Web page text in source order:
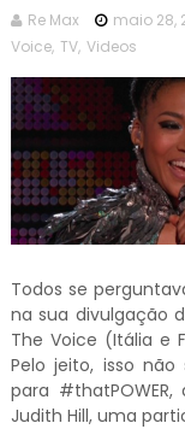
Re Max maio 28,
Voice, TV, Videos
Todos se
na sua divulgação
The Voice (Itália e
Pelo jeito, isso
para
Judith Hill, uma